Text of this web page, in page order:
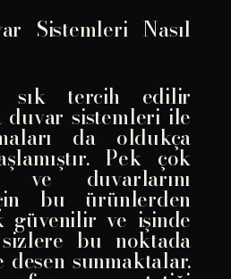
Sistemleri Nasıl
sık tercih edilir
duvar sistemleri ile
da oldukça
Pek çok
ve duvarlarını
bu ürünlerden
güvenilir ve işinde
bu noktada
desen sunmaktalar.